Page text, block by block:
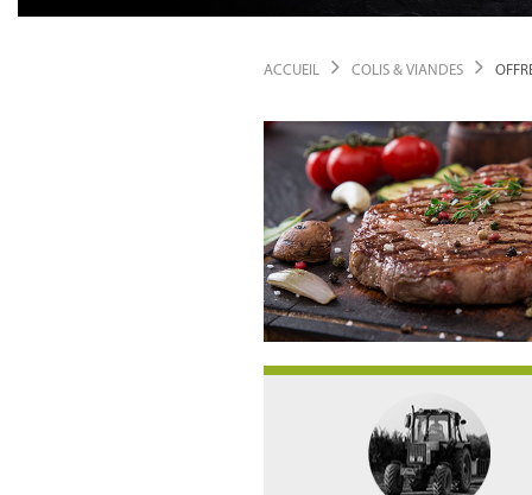
ACCUEIL COLIS & VIANDES